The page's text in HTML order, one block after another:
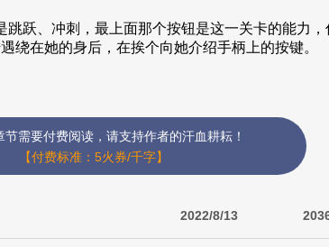
冲刺，最上面那个按钮是这一关卡的能力，
遇绕在她的身后，在挨个向她介绍手柄上的按
节需要付费阅读，请支持作者的汗血耕耘！
【付费标准：5火券/千字】
2022/8/13